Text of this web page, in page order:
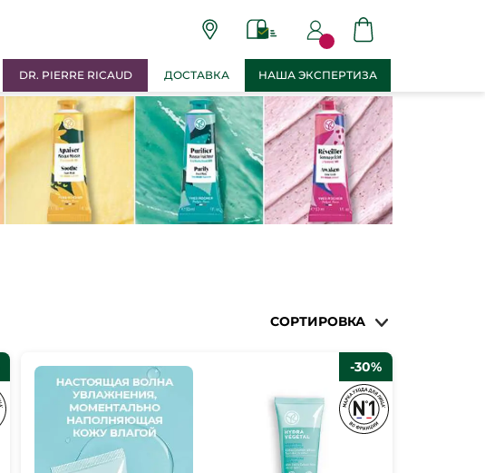
DR. PIERRE RICAUD ДОСТАВКА НАША ЭКСПЕРТИЗА
СОРТИРОВКА
-30%